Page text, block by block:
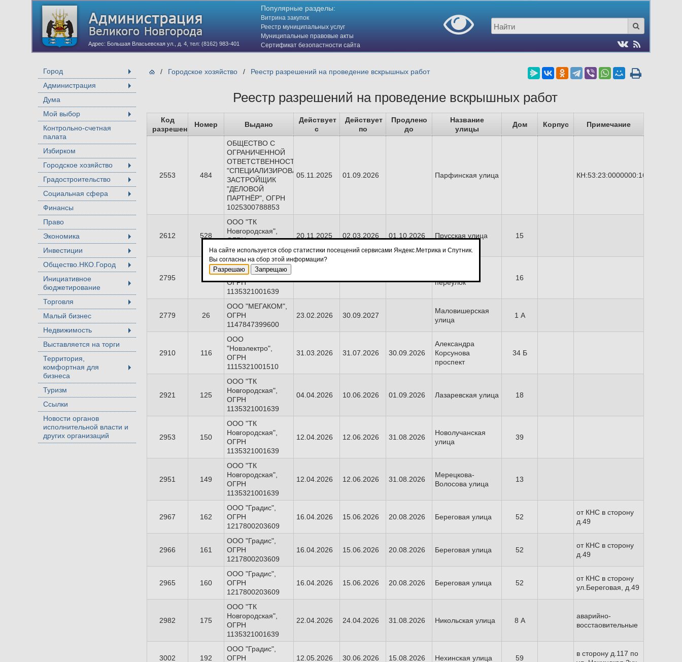
Адрес: Большая Власьевская ул., д. 4, тел: (8162) 983-401
Популярные разделы:
Витрина закупок
Реестр муниципальных услуг
Муниципальные правовые акты
Сертификат безопастности сайта
(HTTPS)
Город
Администрация
Дума
Мой выбор
Контрольно-счетная
палата
Избирком
Городское хозяйство
Градостроительство
Социальная сфера
Финансы
Право
Экономика
Инвестиции
Общество.НКО.Город
Инициативное
бюджетирование
Торговля
Малый бизнес
Недвижимость
Выставляется на торги
Территория,
комфортная для
бизнеса
Туризм
Ссылки
Новости органов
исполнительной власти и
других организаций
/ Городское хозяйство / Реестр разрешений на проведение вскрышных работ
Реестр разрешений на проведение вскрышных работ
Код
разрешения
Номер Выдано
Действует
с
Действует
по
Продлено
до
Название
улицы
Дом Корпус Примечание
2553 484
ОБЩЕСТВО С
ОГРАНИЧЕННОЙ
ОТВЕТСТВЕННОСТЬЮ
"СПЕЦИАЛИЗИРОВАННЫЙ
ЗАСТРОЙЩИК
"ДЕЛОВОЙ
ПАРТНЁР", ОГРН
1025300788853
05.11.2025 01.09.2026 Парфинская улица КН:53:23:0000000:16735
2612 528
ООО "ТК
Новгородская",
ОГРН
1135321001639
20.11.2025 02.03.2026 01.10.2026 Прусская улица 15
2795
ООО "ТК
Новгородская",
ОГРН
1135321001639
переулок
16
2779 26
ООО "МЕГАКОМ",
ОГРН
1147847399600
23.02.2026 30.09.2027
Маловишерская
улица
1 А
2910 116
ООО
"Новэлектро",
ОГРН
1115321001510
31.03.2026 31.07.2026 30.09.2026
Александра
Корсунова
проспект
34 Б
2921 125
ООО "ТК
Новгородская",
ОГРН
1135321001639
04.04.2026 10.06.2026 01.09.2026 Лазаревская улица 18
2953 150
ООО "ТК
Новгородская",
ОГРН
1135321001639
12.04.2026 12.06.2026 31.08.2026
Новолучанская
улица
39
2951 149
ООО "ТК
Новгородская",
ОГРН
1135321001639
12.04.2026 12.06.2026 31.08.2026
Мерецкова-
Волосова улица
13
2967 162
ООО "Градис",
ОГРН
1217800203609
16.04.2026 15.06.2026 20.08.2026 Береговая улица 52
от КНС в сторону
д.49
2966 161
ООО "Градис",
ОГРН
1217800203609
16.04.2026 15.06.2026 20.08.2026 Береговая улица 52
от КНС в сторону
д.49
2965 160
ООО "Градис",
ОГРН
1217800203609
16.04.2026 15.06.2026 20.08.2026 Береговая улица 52
от КНС в сторону
ул.Береговая, д.49
2982 175
ООО "ТК
Новгородская",
ОГРН
1135321001639
22.04.2026 24.04.2026 31.08.2026 Никольская улица 8 А
аварийно-
восстаовительные
3002 192
ООО "Градис",
ОГРН
12.05.2026 30.06.2026 15.08.2026 Нехинская улица 59
в сторону д.117 по
На сайте используется сбор статистики посещений сервисами Яндекс.Метрика и Спутник.
Вы согласны на сбор этой информации?
Разрешаю Запрещаю